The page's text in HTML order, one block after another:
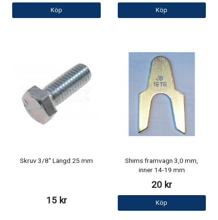
Köp Köp
Skruv 3/8" Längd 25 mm
15 kr
Shims framvagn 3,0 mm,
inner 14-19 mm
20 kr
Köp